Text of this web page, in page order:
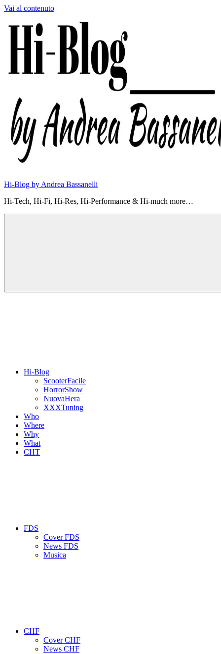
Vai al contenuto
Hi-Blog by Andrea Bassanelli
Hi-Tech, Hi-Fi, Hi-Res, Hi-Performance & Hi-much more…
Hi-Blog
ScooterFacile
HorrorShow
NuovaHera
XXXTuning
Who
Where
Why
What
CHT
FDS
Cover FDS
News FDS
Musica
CHF
Cover CHF
News CHF